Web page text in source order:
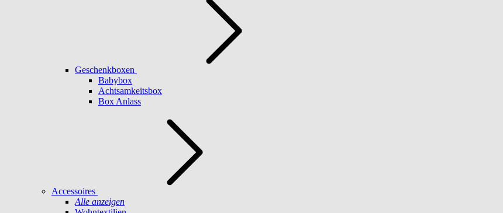
Geschenkboxen
Babybox
Achtsamkeitsbox
Box Anlass
Accessoires
Alle anzeigen